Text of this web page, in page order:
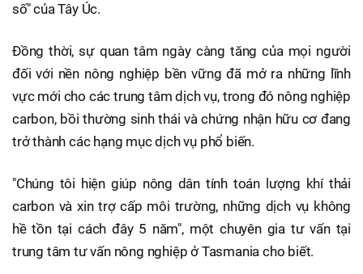
số" của Tây Úc.
Đồng thời, sự quan tâm ngày càng tăng của mọi người
đối với nền nông nghiệp bền vững đã mở ra những lĩnh
vực mới cho các trung tâm dịch vụ, trong đó nông nghiệp
carbon, bồi thường sinh thái và chứng nhận hữu cơ đang
trở thành các hạng mục dịch vụ phổ biến.
"Chúng tôi hiện giúp nông dân tính toán lượng khí thải
carbon và xin trợ cấp môi trường, những dịch vụ không
hề tồn tại cách đây 5 năm", một chuyên gia tư vấn tại
trung tâm tư vấn nông nghiệp ở Tasmania cho biết.